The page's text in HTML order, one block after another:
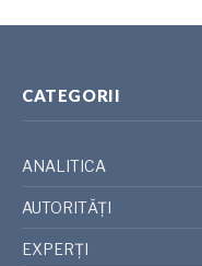
CATEGORII
ANALITICA
AUTORITĂȚI
EXPERȚI